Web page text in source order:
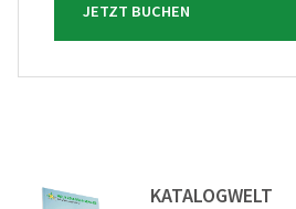
JETZT BUCHEN
KATALOGWELT